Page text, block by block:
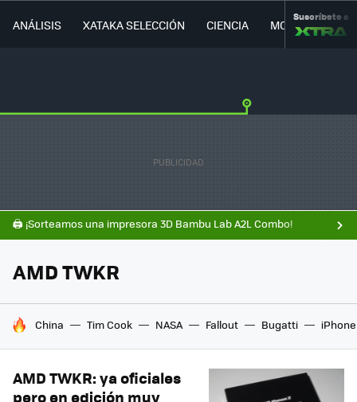
ANÁLISIS XATAKA SELECCIÓN CIENCIA MOVILIDAD
Suscríbete a
🖨️ ¡Sorteamos una impresora 3D Bambu Lab A2L Combo!
AMD TWKR
HOY SE HABLA DE
China Tim Cook NASA Fallout Bugatti iPhone
AMD TWKR: ya oficiales
pero en edición muy